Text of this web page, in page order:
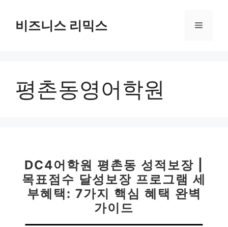
비즈니스 리믹스 메
평촌동영어학원
DC4어학원 평촌동 성적보장 |
목표점수 달성보장 프로그램 세
부혜택: 7가지 핵심 혜택 완벽
가이드